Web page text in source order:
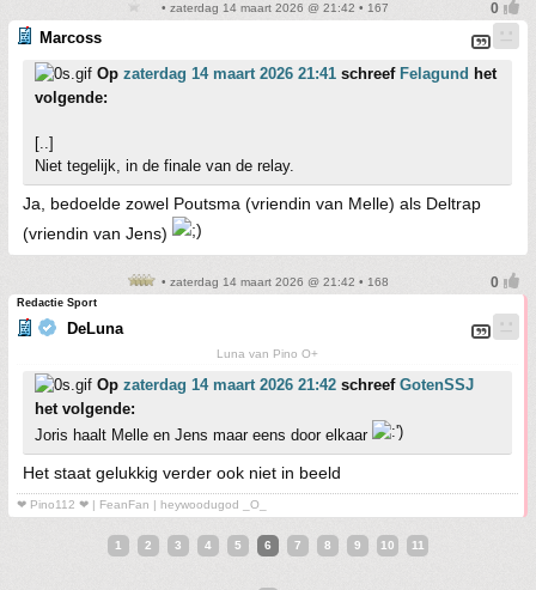
• zaterdag 14 maart 2026 @ 21:42 • 167
Marcoss
Op zaterdag 14 maart 2026 21:41 schreef Felagund het
volgende:
[..]
Niet tegelijk, in de finale van de relay.
Ja, bedoelde zowel Poutsma (vriendin van Melle) als Deltrap
(vriendin van Jens)
• zaterdag 14 maart 2026 @ 21:42 • 168
Redactie Sport
DeLuna
Luna van Pino O+
Op zaterdag 14 maart 2026 21:42 schreef GotenSSJ
het volgende:
Joris haalt Melle en Jens maar eens door elkaar
Het staat gelukkig verder ook niet in beeld
❤ Pino112 ❤ | FeanFan | heywoodugod _O_
1 2 3 4 5 6 7 8 9 10 11